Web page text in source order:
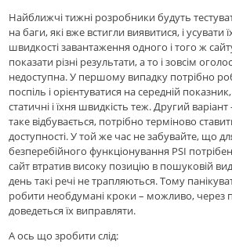
Найближчі тижні розробники будуть
на баги, які вже встигли виявитися, і усувати
швидкості завантаження одного і того ж
показати різні результати, а то і зовсім
недоступна. У першому випадку потрібно
поспіль і орієнтуватися на середній
статичні і їхня швидкість теж. Другий
таке відбувається, потрібно терміново
доступності. У той же час не забувайте, що
безперебійного функціонування PSI
сайт втратив високу позицію в пошуковій
день такі речі не трапляються. Тому
робити необдумані кроки – можливо, через
доведеться їх виправляти.
А ось що зробити слід: